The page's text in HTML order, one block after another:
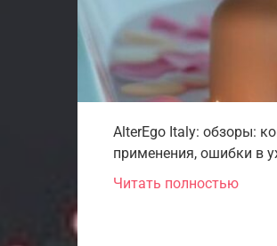
AlterEgo Italy: обзоры:
применения, ошибки в
Читать полностью